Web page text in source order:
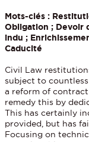
Mots-clés :
Obligation ; Devoir
indu ;
Caducité
Civil Law
subject to
a reform of
remedy this by
This has certainly
provided, but has
Focusing on